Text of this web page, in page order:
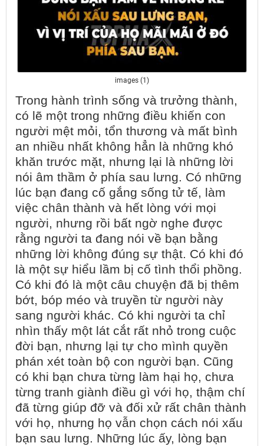
images (1)
Trong hành trình sống và trưởng thành,
có lẽ một trong những điều khiến con
người mệt mỏi, tổn thương và mất bình
an nhiều nhất không hẳn là những khó
khăn trước mặt, nhưng lại là những lời
nói âm thầm ở phía sau lưng. Có những
lúc bạn đang cố gắng sống tử tế, làm
việc chân thành và hết lòng với mọi
người, nhưng rồi bất ngờ nghe được
rằng người ta đang nói về bạn bằng
những lời không đúng sự thật. Có khi đó
là một sự hiểu lầm bị cố tình thổi phồng.
Có khi đó là một câu chuyện đã bị thêm
bớt, bóp méo và truyền từ người này
sang người khác. Có khi người ta chỉ
nhìn thấy một lát cắt rất nhỏ trong cuộc
đời bạn, nhưng lại tự cho mình quyền
phán xét toàn bộ con người bạn. Cũng
có khi bạn chưa từng làm hại họ, chưa
từng tranh giành điều gì với họ, thậm chí
đã từng giúp đỡ và đối xử rất chân thành
với họ, nhưng họ vẫn chọn cách nói xấu
bạn sau lưng. Những lúc ấy, lòng bạn